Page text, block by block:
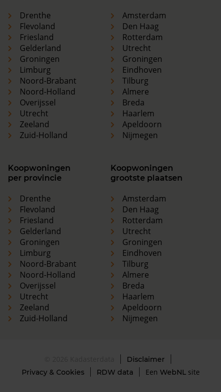
Drenthe
Flevoland
Friesland
Gelderland
Groningen
Limburg
Noord-Brabant
Noord-Holland
Overijssel
Utrecht
Zeeland
Zuid-Holland
Amsterdam
Den Haag
Rotterdam
Utrecht
Groningen
Eindhoven
Tilburg
Almere
Breda
Haarlem
Apeldoorn
Nijmegen
Koopwoningen
per provincie
Drenthe
Flevoland
Friesland
Gelderland
Groningen
Limburg
Noord-Brabant
Noord-Holland
Overijssel
Utrecht
Zeeland
Zuid-Holland
Koopwoningen
grootste plaatsen
Amsterdam
Den Haag
Rotterdam
Utrecht
Groningen
Eindhoven
Tilburg
Almere
Breda
Haarlem
Apeldoorn
Nijmegen
Disclaimer
Privacy & Cookies
RDW data Een WebNLsite